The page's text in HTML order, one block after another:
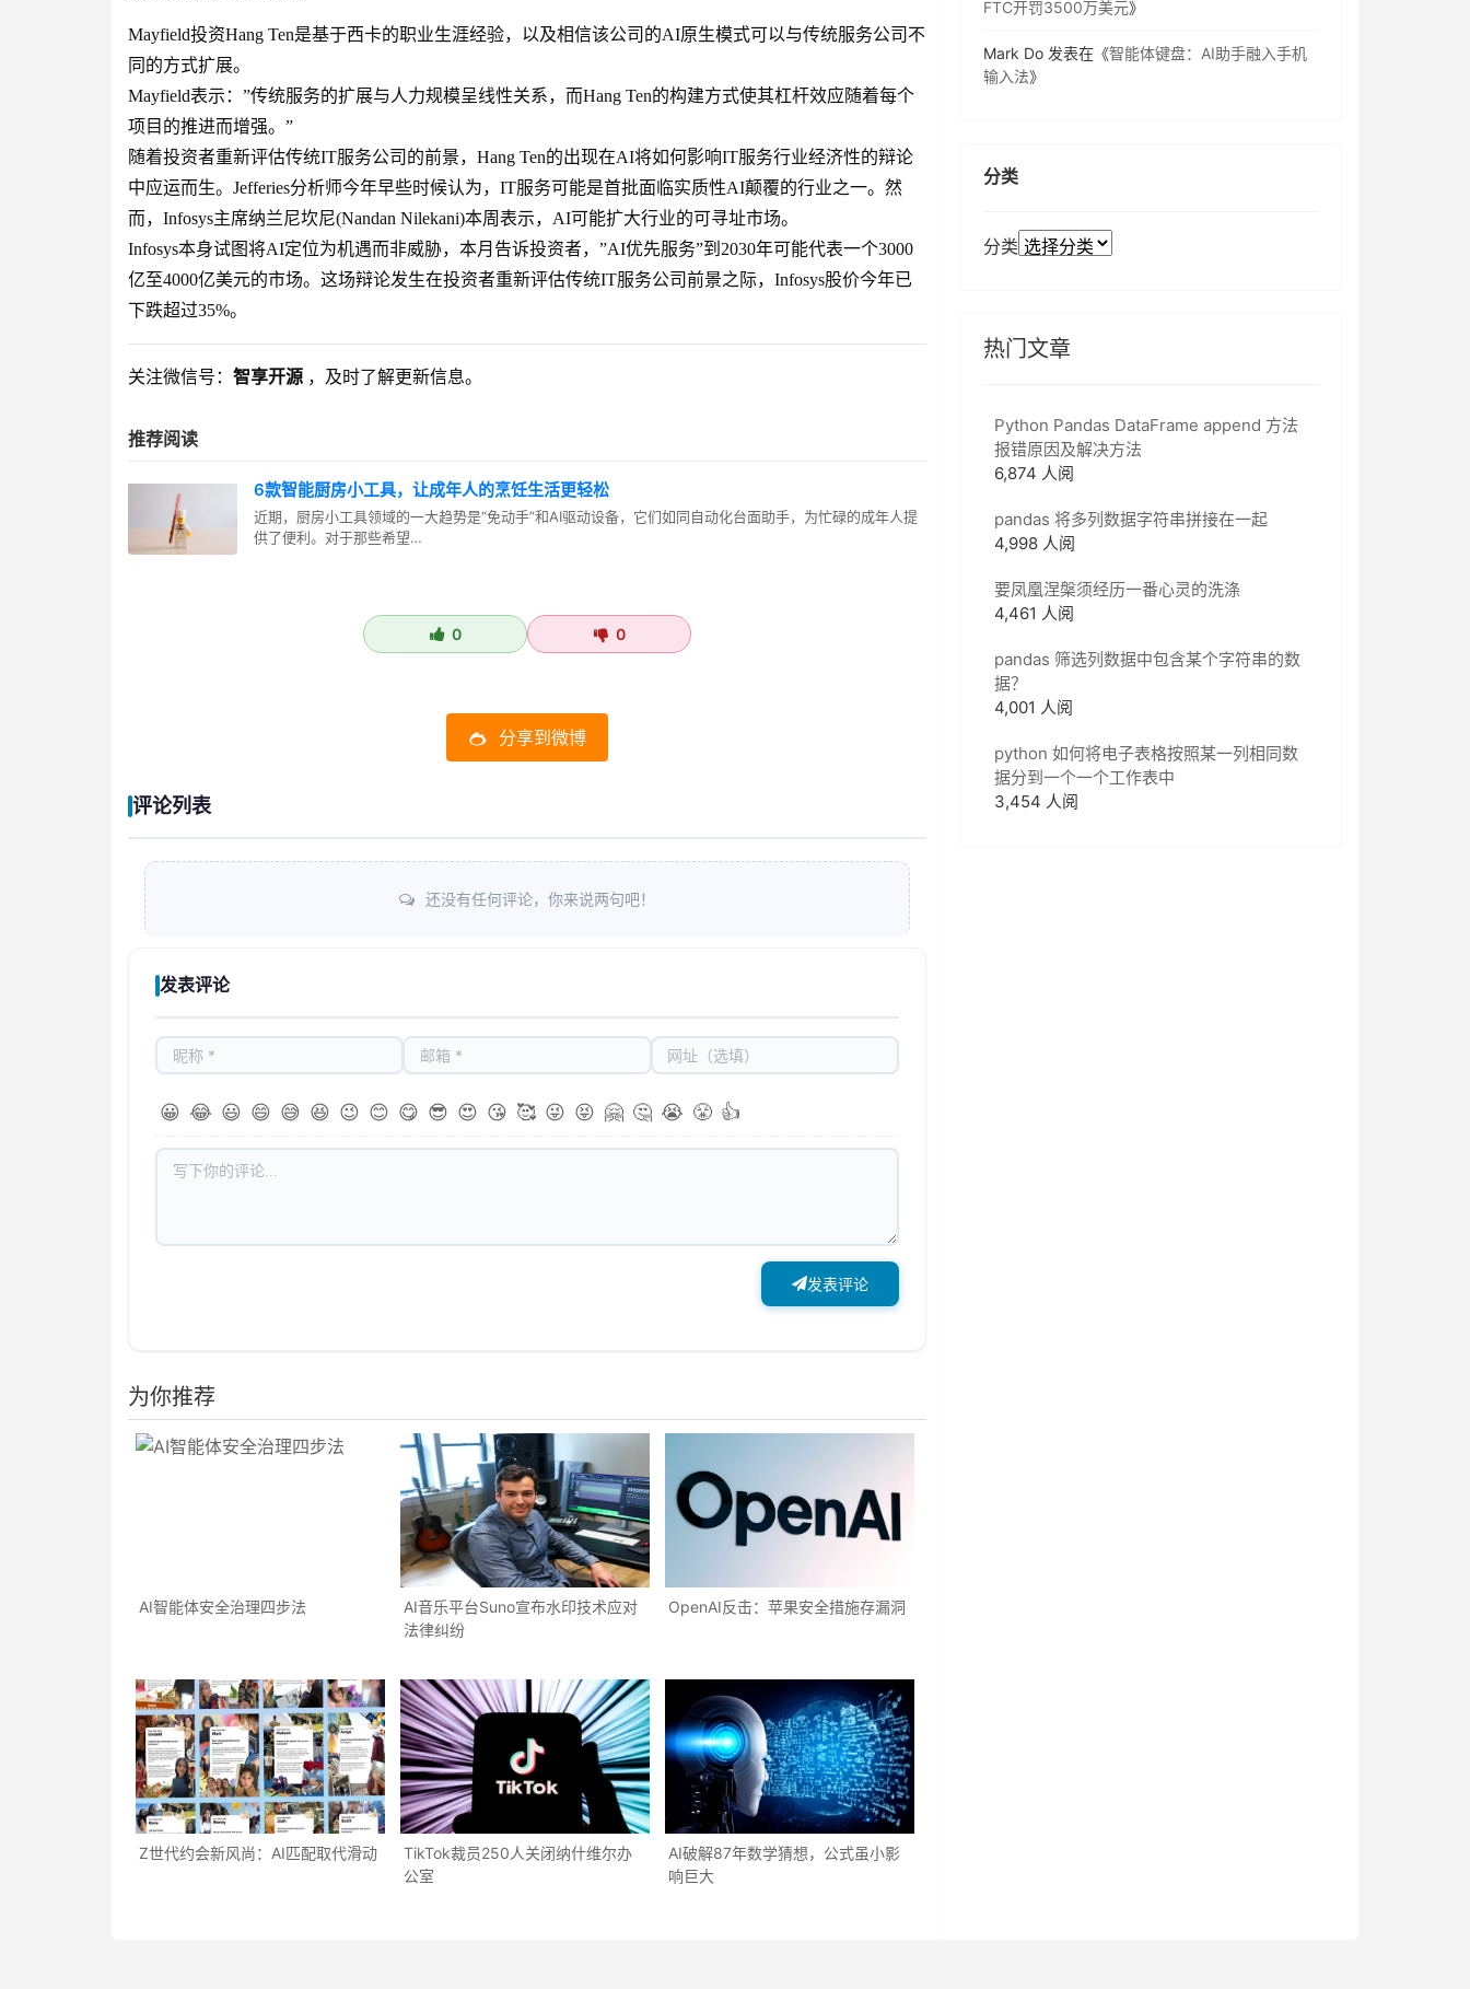
Mayfield投资Hang Ten是基于西卡的职业生涯经验，以及相信该公司的AI原生模式可以与传统服务公司不
同的方式扩展。
Mayfield表示：”传统服务的扩展与人力规模呈线性关系，而Hang Ten的构建方式使其杠杆效应随着每个
项目的推进而增强。”
随着投资者重新评估传统IT服务公司的前景，Hang Ten的出现在AI将如何影响IT服务行业经济性的辩论
中应运而生。Jefferies分析师今年早些时候认为，IT服务可能是首批面临实质性AI颠覆的行业之一。然
而，Infosys主席纳兰尼坎尼(Nandan Nilekani)本周表示，AI可能扩大行业的可寻址市场。
Infosys本身试图将AI定位为机遇而非威胁，本月告诉投资者，”AI优先服务”到2030年可能代表一个3000
亿至4000亿美元的市场。这场辩论发生在投资者重新评估传统IT服务公司前景之际，Infosys股价今年已
下跌超过35%。
关注微信号： 智享开源 ，及时了解更新信息。
推荐阅读
6款智能厨房小工具，让成年人的烹饪生活更轻松
近期，厨房小工具领域的一大趋势是“免动手”和AI驱动设备，它们如同自动化台面助手，为忙碌的成年人提
供了便利。对于那些希望…
0 0
分享到微博
评论列表
还没有任何评论，你来说两句吧！
发表评论
😀 😂 😃 😄 😅 😆 😉 😊 😋 😎 😍 😘 🥰 😜 😝 🤗 🤔 😭 😤 👍
发表评论
为你推荐
AI智能体安全治理四步法
AI音乐平台Suno宣布水印技术应对
法律纠纷
OpenAI反击：苹果安全措施存漏洞
Z世代约会新风尚：AI匹配取代滑动
TikTok裁员250人关闭纳什维尔办
公室
AI破解87年数学猜想，公式虽小影
响巨大
FTC开罚3500万美元》
Mark Do 发表在《智能体键盘：AI助手融入手机
输入法》
分类
分类
热门文章
Python Pandas DataFrame append 方法
报错原因及解决方法
6,874 人阅
pandas 将多列数据字符串拼接在一起
4,998 人阅
要凤凰涅槃须经历一番心灵的洗涤
4,461 人阅
pandas 筛选列数据中包含某个字符串的数
据？
4,001 人阅
python 如何将电子表格按照某一列相同数
据分到一个一个工作表中
3,454 人阅